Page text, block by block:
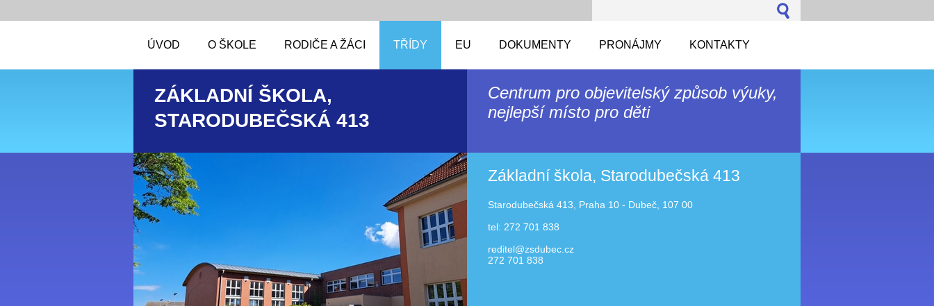
ÚVOD O ŠKOLE RODIČE A ŽÁCI TŘÍDY EU DOKUMENTY PRONÁJMY KONTAKTY
ZÁKLADNÍ ŠKOLA,
STARODUBEČSKÁ 413
Centrum pro objevitelský způsob výuky,
nejlepší místo pro děti
Základní škola, Starodubečská 413
Starodubečská 413, Praha 10 - Dubeč, 107 00
tel: 272 701 838
reditel@zsdubec.cz
272 701 838